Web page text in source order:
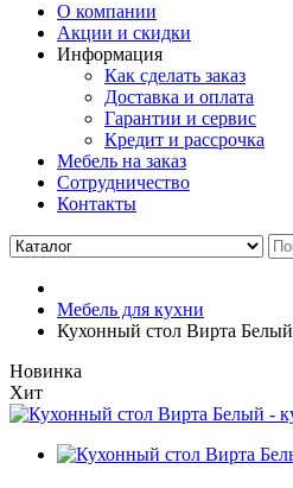
О компании
Акции и скидки
Информация
Как сделать заказ
Доставка и оплата
Гарантии и сервис
Кредит и рассрочка
Мебель на заказ
Сотрудничество
Контакты
Мебель для кухни
Кухонный стол Вирта Белый
Новинка
Хит